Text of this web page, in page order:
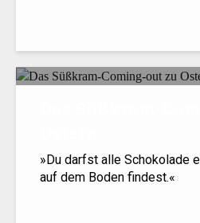
»Du darfst alle Schokolade
auf dem Boden findest.«